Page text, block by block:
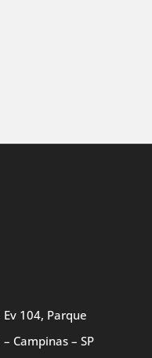
104, Parque
Campinas – SP